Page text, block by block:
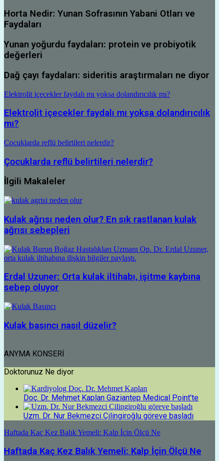
Horta Nedir: Yunan Sofrasının Yabani Otları ve
Faydaları
Yunan yoğurdu faydaları: protein ve probiyotik
değerleri
Dağ çayı faydaları: sideritis araştırmaları ne diyor
Elektrolit içecekler faydalı mı yoksa dolandırıcılık mı?
Elektrolit içecekler faydalı mı yoksa dolandırıcılık
mı?
Çocuklarda reflü belirtileri nelerdir?
Çocuklarda reflü belirtileri nelerdir?
İlgili Makaleler
Kulak ağrısı neden olur? En sık rastlanan kulak
ağrısı sebepleri
Erdal Uzuner: Orta kulak iltihabı, işitme kaybına
sebep oluyor
Kulak basıncı nasıl düzelir?
ANYMA KONSERİ
Doktorunuz Ne diyor
Doç. Dr. Mehmet Kaplan Gaziantep Medical Point’te
Uzm. Dr. Nur Bekmezci Çilingiroğlu göreve başladı
Haftada Kaç Kez Balık Yemeli: Kalp İçin Ölçü Ne
Haftada Kaç Kez Balık Yemeli: Kalp İçin Ölçü Ne